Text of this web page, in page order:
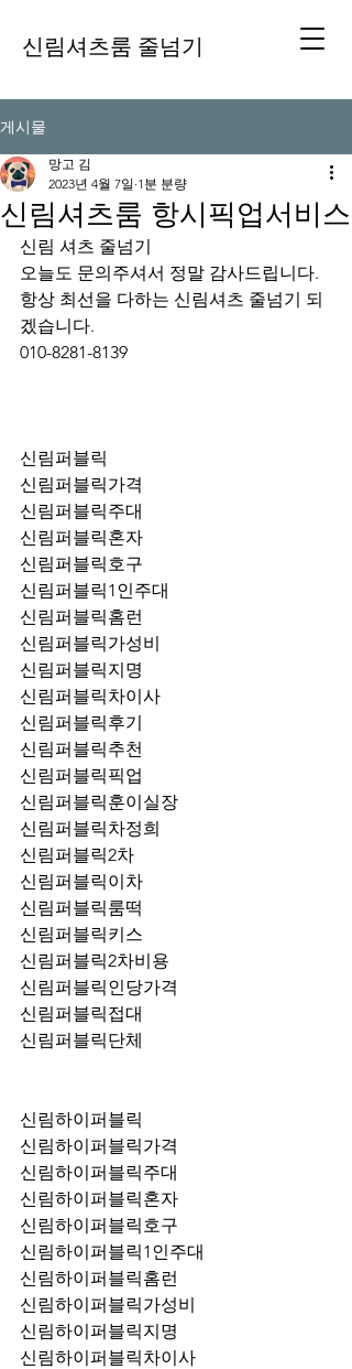
신림셔츠룸 줄넘기
게시물
신림셔츠룸 항시픽업서비스
망고 김
2023년 4월 7일 1분 분량
신림 셔츠 줄넘기
오늘도 문의주셔서 정말 감사드립니다.
항상 최선을 다하는 신림셔츠 줄넘기 되
겠습니다.
010-8281-8139
신림퍼블릭
신림퍼블릭가격
신림퍼블릭주대
신림퍼블릭혼자
신림퍼블릭호구
신림퍼블릭1인주대
신림퍼블릭홈런
신림퍼블릭가성비
신림퍼블릭지명
신림퍼블릭차이사
신림퍼블릭후기
신림퍼블릭추천
신림퍼블릭훈이실장
신림퍼블릭차정희
신림퍼블릭2차
신림퍼블릭이차
신림퍼블릭룸떡
신림퍼블릭키스
신림퍼블릭2차비용
신림퍼블릭인당가격
신림퍼블릭접대
신림퍼블릭단체
신림하이퍼블릭
신림하이퍼블릭가격
신림하이퍼블릭주대
신림하이퍼블릭혼자
신림하이퍼블릭호구
신림하이퍼블릭1인주대
신림하이퍼블릭홈런
신림하이퍼블릭가성비
신림하이퍼블릭지명
신림하이퍼블릭차이사